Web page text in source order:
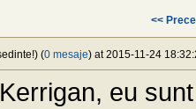
<<
(0 mesaje) at 2015-11-24
eu